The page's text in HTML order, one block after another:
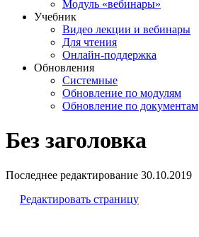
Модуль «вебинары»
Учебник
Видео лекции и вебинары
Для чтения
Онлайн-поддержка
Обновления
Системные
Обновление по модулям
Обновление по документам
Без заголовка
Последнее редактирование 30.10.2019
Редактировать страницу